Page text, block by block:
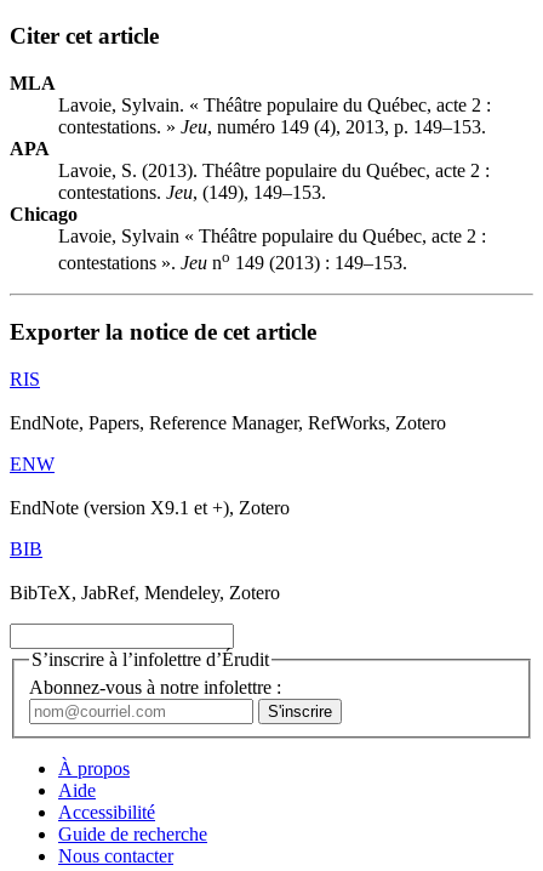
Citer cet article
MLA
Lavoie, Sylvain. « Théâtre populaire du Québec, acte 2 :
contestations. » Jeu, numéro 149 (4), 2013, p. 149–153.
APA
Lavoie, S. (2013). Théâtre populaire du Québec, acte 2 :
contestations. Jeu, (149), 149–153.
Chicago
Lavoie, Sylvain « Théâtre populaire du Québec, acte 2 :
contestations ». Jeu no 149 (2013) : 149–153.
Exporter la notice de cet article
RIS
EndNote, Papers, Reference Manager, RefWorks, Zotero
ENW
EndNote (version X9.1 et +), Zotero
BIB
BibTeX, JabRef, Mendeley, Zotero
S’inscrire à l’infolettre d’Érudit
Abonnez-vous à notre infolettre :
À propos
Aide
Accessibilité
Guide de recherche
Nous contacter